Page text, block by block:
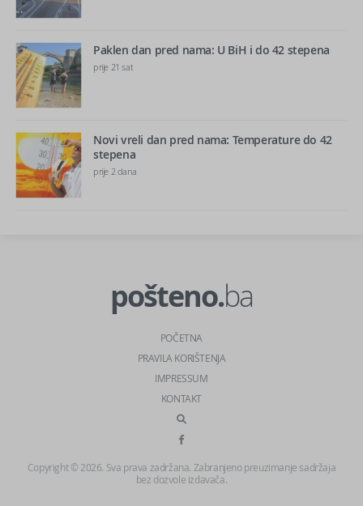
Paklen dan pred nama: U BiH i do 42 stepena
prije 21 sat
Novi vreli dan pred nama: Temperature do 42
stepena
prije 2 dana
pošteno.ba
POČETNA
PRAVILA KORIŠTENJA
IMPRESSUM
KONTAKT
Copyright © 2026. Sva prava zadržana. Zabranjeno preuzimanje sadržaja
bez dozvole izdavača.